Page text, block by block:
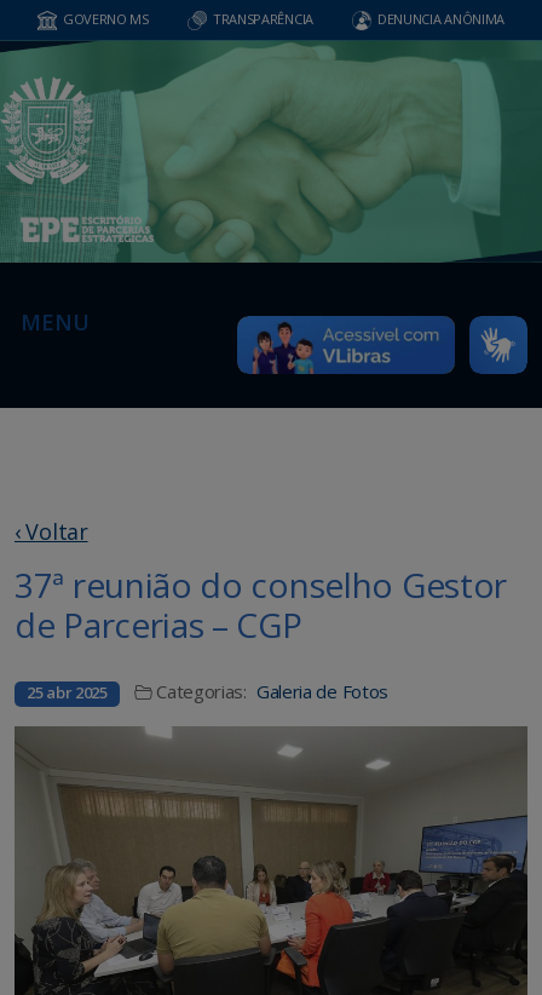
GOVERNO MS TRANSPARÊNCIA DENUNCIA ANÔNIMA
MENU
‹ Voltar
37ª reunião do conselho Gestor
de Parcerias – CGP
25 abr 2025 Categorias: Galeria de Fotos